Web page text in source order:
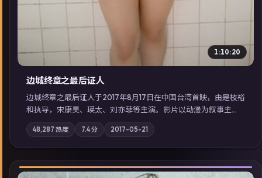
1:10:20
边城终章之最后证人
边城终章之最后证人于2017年8月17日在中国台湾首映，由是枝裕
和执导，宋康昊、瑛太、刘亦菲等主演。影片以动漫为叙事主
轴，两代人的执念在暴风雨夜正面相撞；摄影与配乐强化地域气
质；站内亦可通过「国产免费观看高清电视剧在线看」延展检索
同类型高分佳作，畅享高清在线追剧体验。
48,287 热度 7.4分 2017-05-21